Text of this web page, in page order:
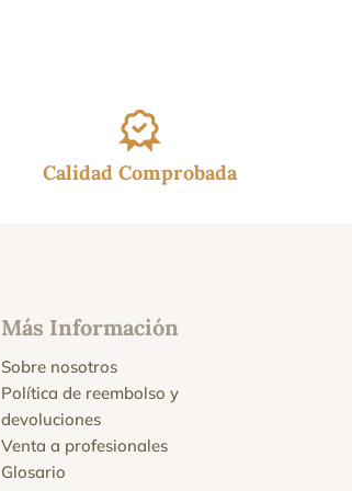
Calidad Comprobada
Más Información
Sobre nosotros
Política de reembolso y
devoluciones
Venta a profesionales
Glosario